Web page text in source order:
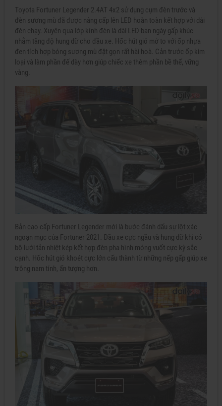
Toyota Fortuner Legender 2.4AT 4x2 sử dụng cụm đèn trước và
đèn sương mù đã được nâng cấp lên LED hoàn toàn kết hợp với dải
đèn chạy. Xuyên qua lớp kính đèn là dài LED ban ngày gấp khúc
nhằm tăng độ hung dữ cho đầu xe. Hốc hút gió mở to với ốp nhựa
đen tích hợp bóng sương mù đặt gọn rất hài hoà. Cản trước ốp kim
loại và làm phần đế dày hơn giúp chiếc xe thêm phần bề thế, vững
vàng.
Bản cao cấp Fortuner Legender mới là bước đánh dấu sự lột xác
ngoạn mục của Fortuner 2021. Đầu xe cực ngầu và hung dữ khi có
bộ lưới tản nhiệt kép kết hợp đèn pha hình móng vuốt cực kỳ sắc
cạnh. Hốc hút gió khoét cực lớn cấu thành từ những nếp gấp giúp xe
trông nam tính, ấn tượng hơn.